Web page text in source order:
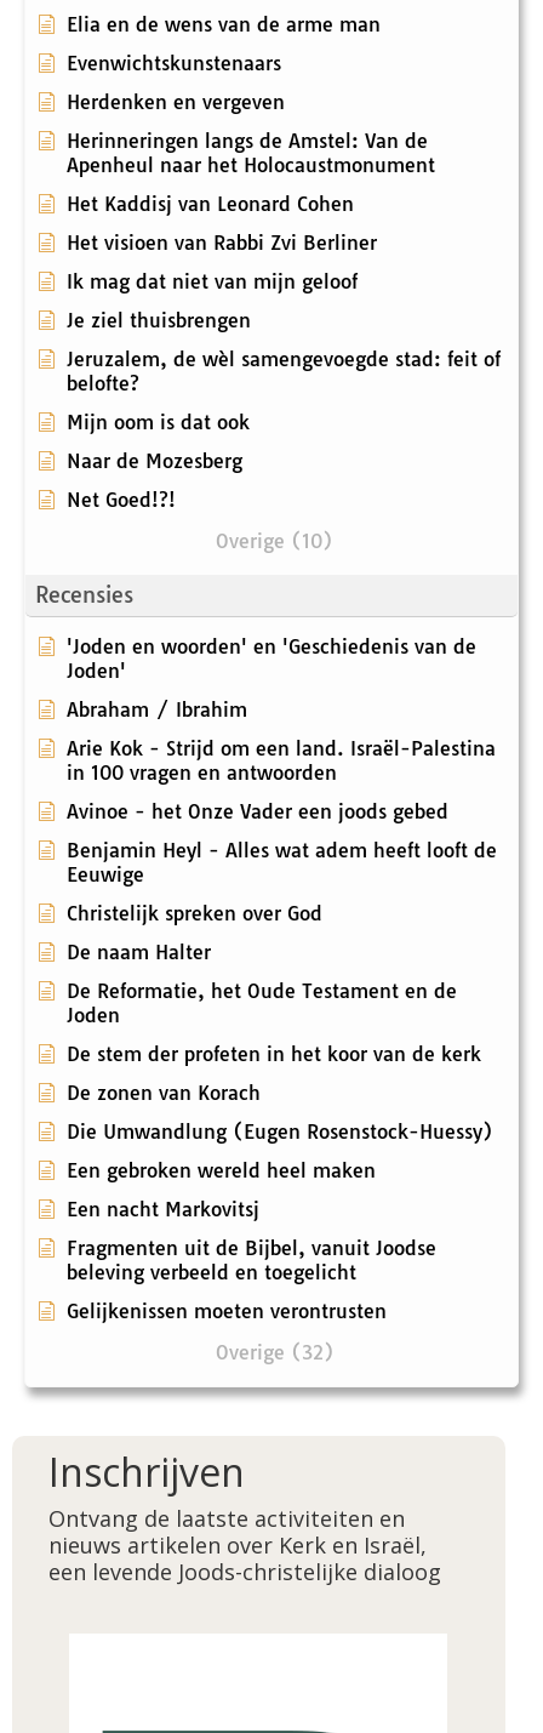
Elia en de wens van de arme man
Evenwichtskunstenaars
Herdenken en vergeven
Herinneringen langs de Amstel: Van de
Apenheul naar het Holocaustmonument
Het Kaddisj van Leonard Cohen
Het visioen van Rabbi Zvi Berliner
Ik mag dat niet van mijn geloof
Je ziel thuisbrengen
Jeruzalem, de wèl samengevoegde stad: feit of
belofte?
Mijn oom is dat ook
Naar de Mozesberg
Net Goed!?!
Overige (10)
Recensies
'Joden en woorden' en 'Geschiedenis van de
Joden'
Abraham / Ibrahim
Arie Kok - Strijd om een land. Israël-Palestina
in 100 vragen en antwoorden
Avinoe - het Onze Vader een joods gebed
Benjamin Heyl - Alles wat adem heeft looft de
Eeuwige
Christelijk spreken over God
De naam Halter
De Reformatie, het Oude Testament en de
Joden
De stem der profeten in het koor van de kerk
De zonen van Korach
Die Umwandlung (Eugen Rosenstock-Huessy)
Een gebroken wereld heel maken
Een nacht Markovitsj
Fragmenten uit de Bijbel, vanuit Joodse
beleving verbeeld en toegelicht
Gelijkenissen moeten verontrusten
Overige (32)
Inschrijven
Ontvang de laatste activiteiten en
nieuws artikelen over Kerk en Israël,
een levende Joods-christelijke dialoog